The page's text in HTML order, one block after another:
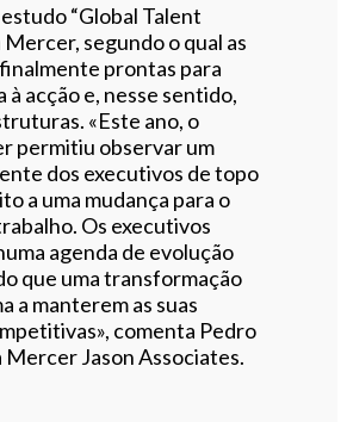
“Global Talent
segundo o qual as
prontas para
à acção e, nesse sentido,
«Este ano, o
permitiu observar um
dos executivos de topo
a uma mudança para o
Os executivos
agenda de evolução
que uma transformação
a manterem as suas
comenta Pedro
Jason Associates.